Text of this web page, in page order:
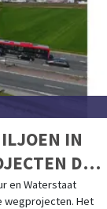
IN
DIE
en Waterstaat
wegprojecten. Het